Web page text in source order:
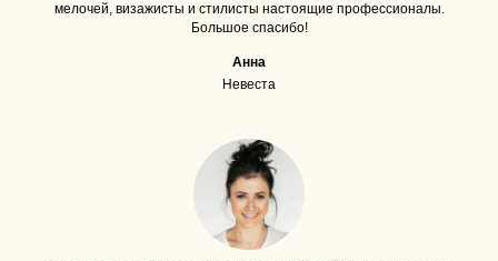
мелочей, визажисты и стилисты настоящие профессионалы.
Большое спасибо!
Анна
Невеста